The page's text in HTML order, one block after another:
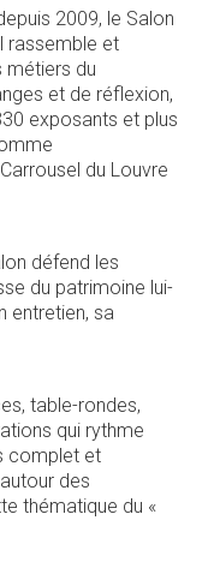
2009, le Salon
rassemble et
métiers du
et de réflexion,
exposants et plus
du Louvre
défend les
du patrimoine lui-
entretien, sa
table-rondes,
qui rythme
complet et
des
thématique du «